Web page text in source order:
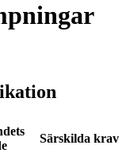
Särskilda krav